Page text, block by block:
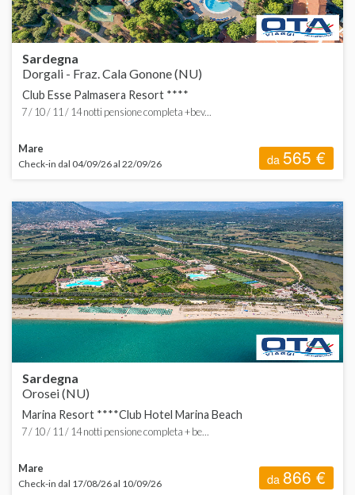
Sardegna
Dorgali - Fraz. Cala Gonone (NU)
Club Esse Palmasera Resort ****
7 / 10 / 11 / 14 notti pensione completa +bev...
Mare
Check-in dal 04/09/26 al 22/09/26 da565 €
Sardegna
Orosei (NU)
Marina Resort ****Club Hotel Marina Beach
7 / 10 / 11 / 14 notti pensione completa + be...
Mare
Check-in dal 17/08/26 al 10/09/26 da866 €